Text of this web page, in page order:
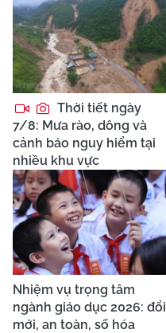
Thời tiết ngày
7/8: Mưa rào, dông và
cảnh báo nguy hiểm tại
nhiều khu vực
Nhiệm vụ trọng tâm
ngành giáo dục 2026: đổi
mới, an toàn, số hóa